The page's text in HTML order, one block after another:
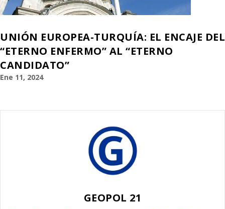
UNIÓN EUROPEA-TURQUÍA: EL ENCAJE DEL
“ETERNO ENFERMO” AL “ETERNO
CANDIDATO”
Ene 11, 2024
GEOPOL 21